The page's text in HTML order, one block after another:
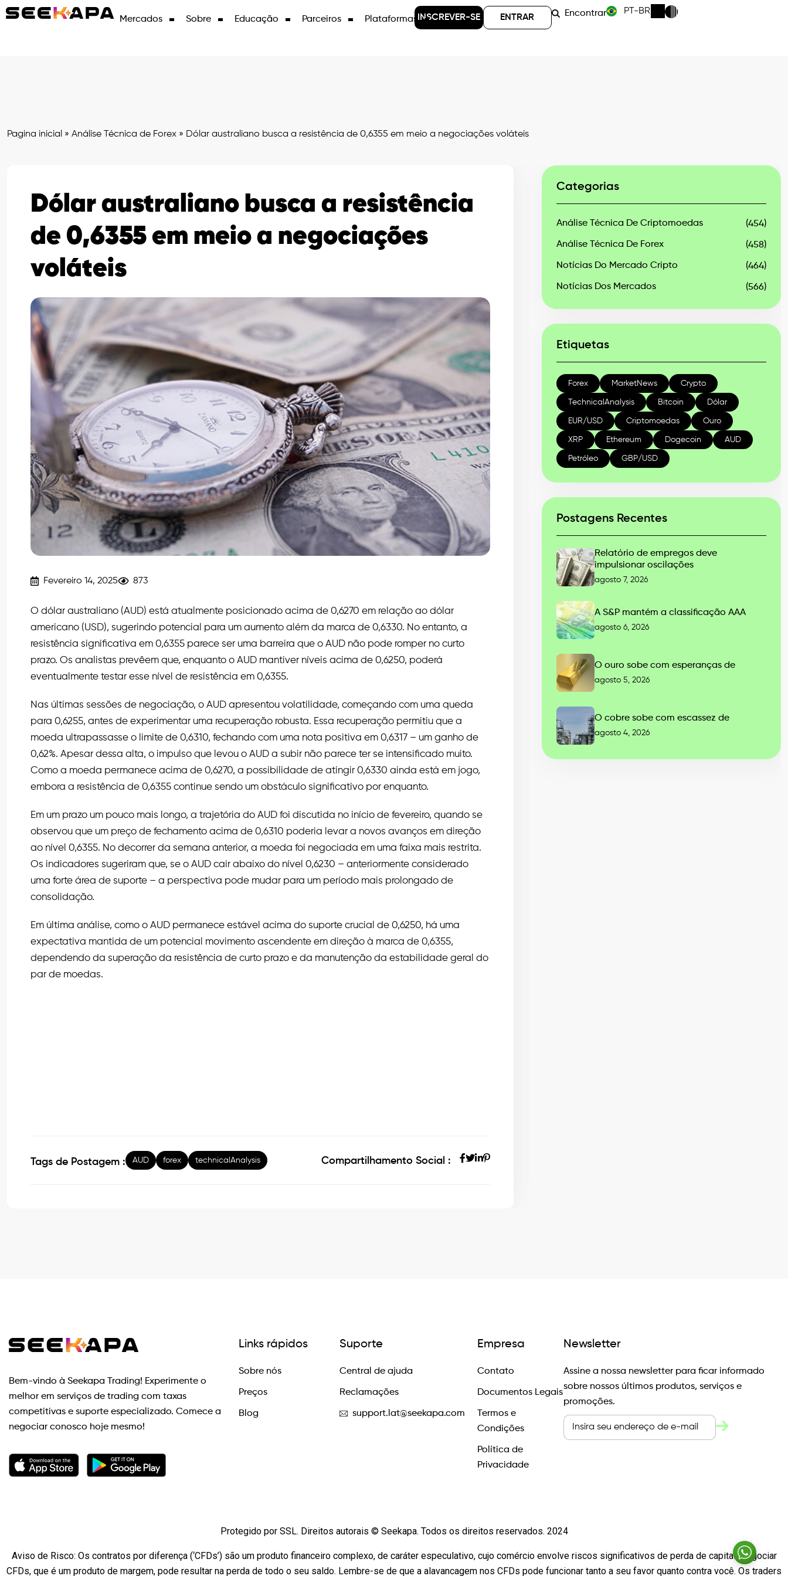
Mercados Sobre Educação Parceiros Plataformas INSCREVER-SE ENTRAR Encontrar PT-BR
Pagina inicial » Análise Técnica de Forex » Dólar australiano busca a resistência de 0,6355 em meio a negociações voláteis
Dólar australiano busca a resistência
de 0,6355 em meio a negociações
voláteis
Fevereiro 14, 2025 873
O dólar australiano (AUD) está atualmente posicionado acima de 0,6270 em relação ao dólar
americano (USD), sugerindo potencial para um aumento além da marca de 0,6330. No entanto, a
resistência significativa em 0,6355 parece ser uma barreira que o AUD não pode romper no curto
prazo. Os analistas prevêem que, enquanto o AUD mantiver níveis acima de 0,6250, poderá
eventualmente testar esse nível de resistência em 0,6355.
Nas últimas sessões de negociação, o AUD apresentou volatilidade, começando com uma queda
para 0,6255, antes de experimentar uma recuperação robusta. Essa recuperação permitiu que a
moeda ultrapassasse o limite de 0,6310, fechando com uma nota positiva em 0,6317 – um ganho de
0,62%. Apesar dessa alta, o impulso que levou o AUD a subir não parece ter se intensificado muito.
Como a moeda permanece acima de 0,6270, a possibilidade de atingir 0,6330 ainda está em jogo,
embora a resistência de 0,6355 continue sendo um obstáculo significativo por enquanto.
Em um prazo um pouco mais longo, a trajetória do AUD foi discutida no início de fevereiro, quando se
observou que um preço de fechamento acima de 0,6310 poderia levar a novos avanços em direção
ao nível 0,6355. No decorrer da semana anterior, a moeda foi negociada em uma faixa mais restrita.
Os indicadores sugeriram que, se o AUD cair abaixo do nível 0,6230 – anteriormente considerado
uma forte área de suporte – a perspectiva pode mudar para um período mais prolongado de
consolidação.
Em última análise, como o AUD permanece estável acima do suporte crucial de 0,6250, há uma
expectativa mantida de um potencial movimento ascendente em direção à marca de 0,6355,
dependendo da superação da resistência de curto prazo e da manutenção da estabilidade geral do
par de moedas.
Tags de Postagem : AUD forex technicalAnalysis Compartilhamento Social :
Categorias
Análise Técnica De Criptomoedas (454)
Análise Técnica De Forex (458)
Notícias Do Mercado Cripto (464)
Notícias Dos Mercados (566)
Etiquetas
Forex MarketNews Crypto
TechnicalAnalysis Bitcoin Dólar
EUR/USD Criptomoedas Ouro
XRP Ethereum Dogecoin AUD
Petróleo GBP/USD
Postagens Recentes
Relatório de empregos deve
impulsionar oscilações
agosto 7, 2026
A S&P mantém a classificação AAA
agosto 6, 2026
O ouro sobe com esperanças de
agosto 5, 2026
O cobre sobe com escassez de
agosto 4, 2026
Bem-vindo à Seekapa Trading! Experimente o
melhor em serviços de trading com taxas
competitivas e suporte especializado. Comece a
negociar conosco hoje mesmo!
Links rápidos
Sobre nós
Preços
Blog
Suporte
Central de ajuda
Reclamações
support.lat@seekapa.com
Empresa
Contato
Documentos Legais
Termos e
Condições
Política de
Privacidade
Newsletter
Assine a nossa newsletter para ficar informado
sobre nossos últimos produtos, serviços e
promoções.
Protegido por SSL. Direitos autorais © Seekapa. Todos os direitos reservados. 2024
Aviso de Risco: Os contratos por diferença (‘CFDs’) são um produto financeiro complexo, de caráter especulativo, cujo comércio envolve riscos significativos de perda de capital. Negociar
CFDs, que é um produto de margem, pode resultar na perda de todo o seu saldo. Lembre-se de que a alavancagem nos CFDs pode funcionar tanto a seu favor quanto contra você. Os traders